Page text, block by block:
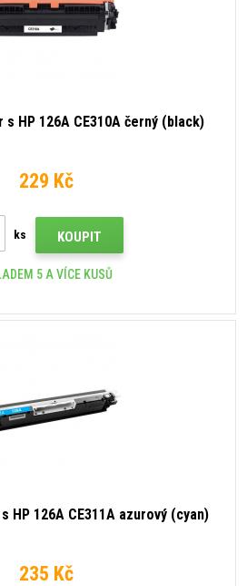
HP 126A CE310A černý (black)
229 Kč
ks KOUPIT
5 A VÍCE KUSŮ
HP 126A CE311A azurový (cyan)
235 Kč